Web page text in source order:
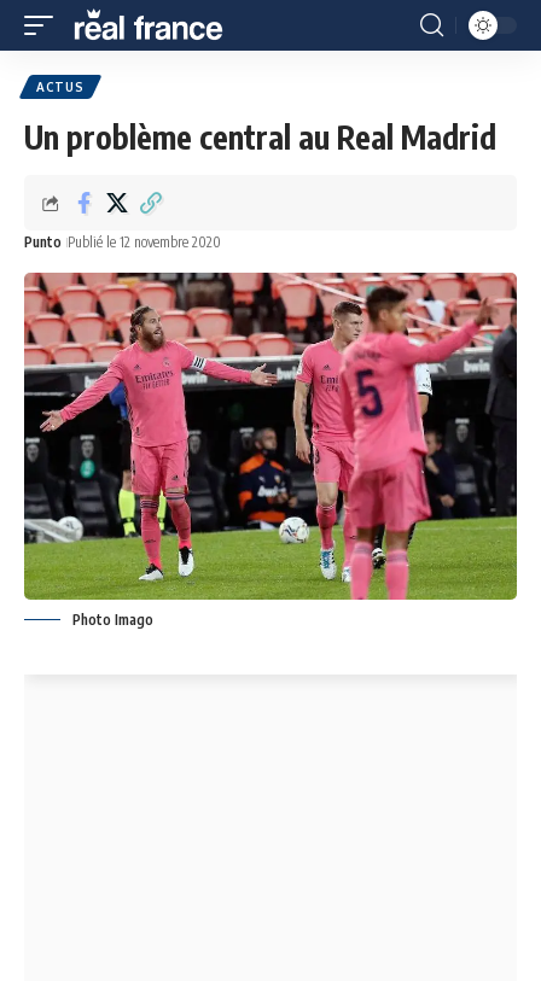
ACTUS
Un problème central au Real Madrid
Punto Publié le 12 novembre 2020
Photo Imago